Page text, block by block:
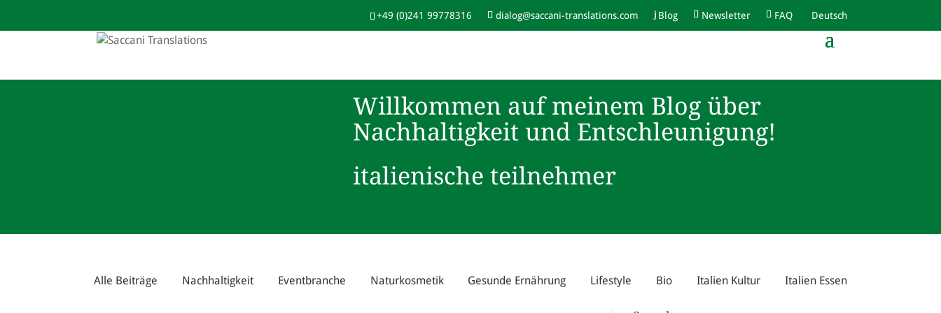
+49 (0)241 99778316 dialog@saccani-translations.com Blog Newsletter FAQ Deutsch
Willkommen auf meinem Blog über
Nachhaltigkeit und Entschleunigung!
italienische teilnehmer
Alle Beiträge Nachhaltigkeit Eventbranche Naturkosmetik Gesunde Ernährung Lifestyle Bio Italien Kultur Italien Essen